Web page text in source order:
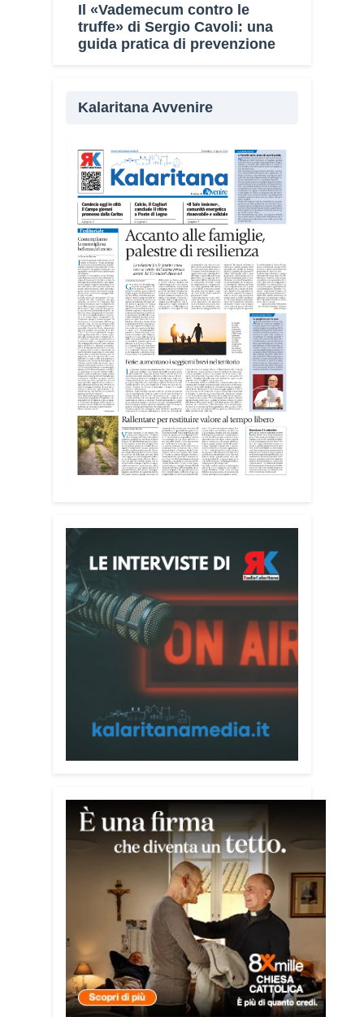
Attenzione alle telefonate
Una pubblicazione di servizio dedicata
alla prevenzione delle truffe ai danni
degli anziani e delle persone più fragili.
Vademecum contro le truffe,
Passi di Speranzae da anni
impegnato nel sostegno alle persone
più vulnerabili. «L’idea di realizzare il
soprattutto le persone più fragili: anziani,
malati e persone socialmente isolate,
che spesso vengono lasciate sole e
senza strumenti per difendersi. La mia
esperienza personale e il contatto
diretto con chi vive situazioni di
vulnerabilità mi hanno spinto a creare
uno strumento semplice, concreto e
facilmente consultabile. L’obiettivo era
accompagnare le persone, non
spaventarle o farle sentire giudicate».
Il «Vademecum contro le
truffe» di Sergio Cavoli: una
guida pratica di prevenzione
Kalaritana Avvenire